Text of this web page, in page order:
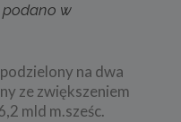
w
na dwa
ze zwiększeniem
mld m.sześc.